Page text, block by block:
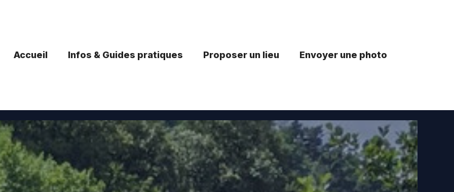
Accueil Infos & Guides pratiques Proposer un lieu Envoyer une photo